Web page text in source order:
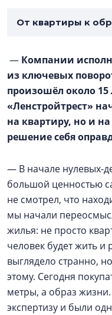
От квартиры к
— Компании
из ключевых
произошёл около 15
«Ленстройтрест»
на квартиру, но и
решение себя
— В начале нулевых-
большой ценностью
не смотрел, что
мы начали
жилья: не просто
человек будет жить и
выглядело странно,
этому. Сегодня
метры, а образ
экспертизу и были